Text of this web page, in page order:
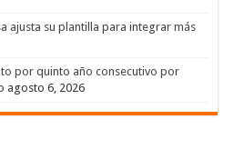
ajusta su plantilla para integrar más
por quinto año consecutivo por
agosto 6, 2026